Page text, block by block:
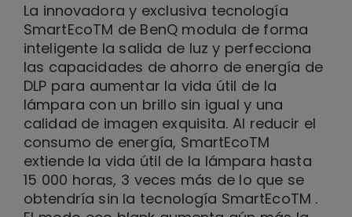
La innovadora y exclusiva tecnología
SmartEcoTM de BenQ modula de forma
inteligente la salida de luz y perfecciona
las capacidades de ahorro de energía de
DLP para aumentar la vida útil de la
lámpara con un brillo sin igual y una
calidad de imagen exquisita. Al reducir el
consumo de energía, SmartEcoTM
extiende la vida útil de la lámpara hasta
15 000 horas, 3 veces más de lo que se
obtendría sin la tecnología SmartEcoTM .